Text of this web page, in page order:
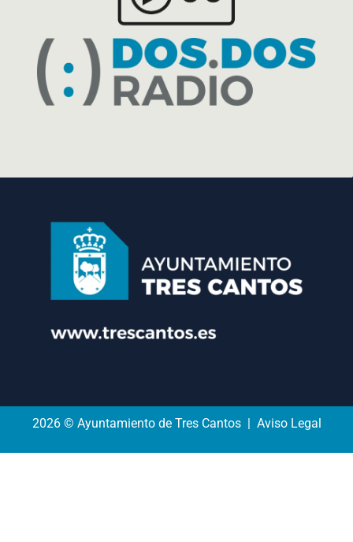
2026 © Ayuntamiento de Tres Cantos | Aviso Legal